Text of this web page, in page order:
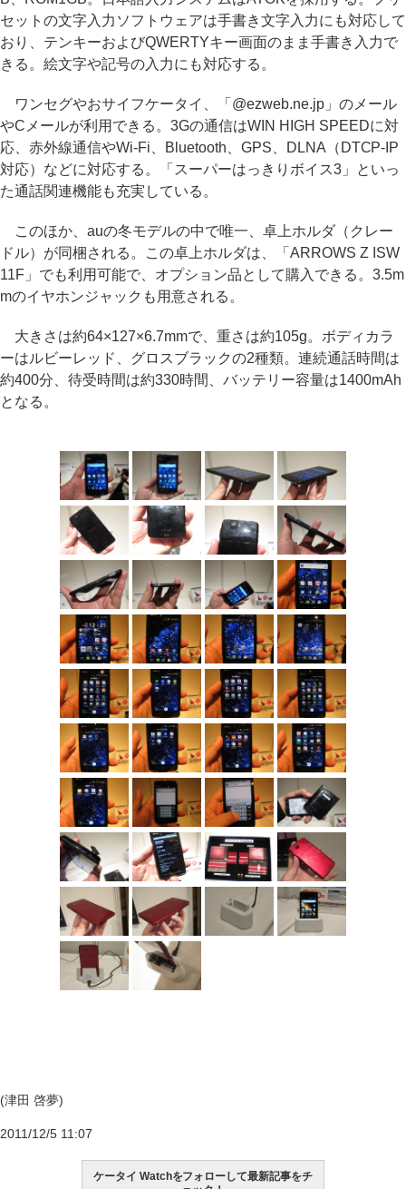
セットの文字入力ソフトウェアは手書き文字入力にも対応して
おり、テンキーおよびQWERTYキー画面のまま手書き入力で
きる。絵文字や記号の入力にも対応する。
ワンセグやおサイフケータイ、「@ezweb.ne.jp」のメール
やCメールが利用できる。3Gの通信はWIN HIGH SPEEDに対
応、赤外線通信やWi-Fi、Bluetooth、GPS、DLNA（DTCP-IP
対応）などに対応する。「スーパーはっきりボイス3」といっ
た通話関連機能も充実している。
このほか、auの冬モデルの中で唯一、卓上ホルダ（クレー
ドル）が同梱される。この卓上ホルダは、「ARROWS Z ISW
11F」でも利用可能で、オプション品として購入できる。3.5m
mのイヤホンジャックも用意される。
大きさは約64×127×6.7mmで、重さは約105g。ボディカラ
ーはルビーレッド、グロスブラックの2種類。連続通話時間は
約400分、待受時間は約330時間、バッテリー容量は1400mAh
となる。
(津田 啓夢)
2011/12/5 11:07
ケータイ Watchをフォローして最新記事をチ